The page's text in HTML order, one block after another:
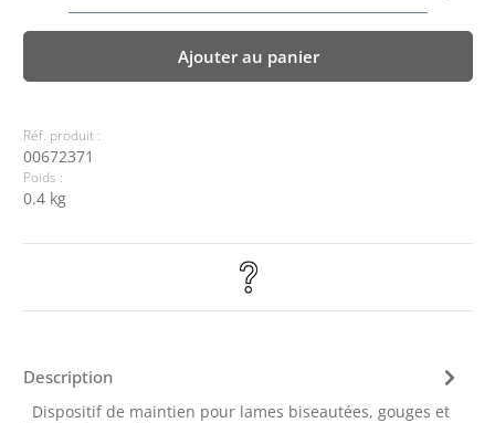
Ajouter au panier
Réf. produit :
00672371
Poids :
0.4 kg
Description
Dispositif de maintien pour lames biseautées, gouges et